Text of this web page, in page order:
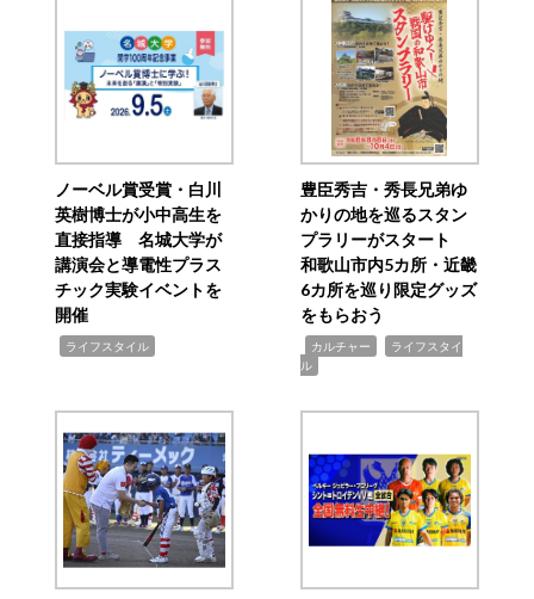
ノーベル賞受賞・白川
英樹博士が小中高生を
直接指導 名城大学が
講演会と導電性プラス
チック実験イベントを
開催
ライフスタイル
豊臣秀吉・秀長兄弟ゆ
かりの地を巡るスタン
プラリーがスタート
和歌山市内5カ所・近畿
6カ所を巡り限定グッズ
をもらおう
カルチャー
ライフスタイ
ル